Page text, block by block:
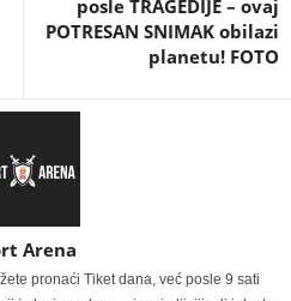
posle TRAGEDIJE – ovaj
POTRESAN SNIMAK obilazi
planetu! FOTO
Arena
pronaći Tiket dana, već posle 9 sati